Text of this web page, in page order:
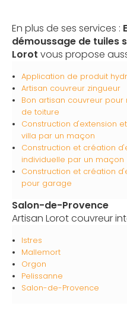
En plus de ses services :
démoussage de tuiles
Lorot vous propose
Application de produit
Artisan couvreur zingueur
Bon artisan couvreur
de toiture
Construction d'extension
villa par un maçon
Construction et création
individuelle par un maçon
Construction et création
pour garage
Salon-de-Provence
Artisan Lorot couvreur
Istres
Mallemort
Orgon
Pelissanne
Salon-de-Provence